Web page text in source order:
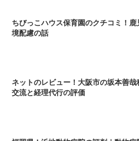
ちびっこハウス保育園のクチコミ！
境配慮の話
ネットのレビュー！大阪市の坂本善
交流と経理代行の評価